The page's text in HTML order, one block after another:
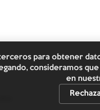
para obtener
consideramos
en